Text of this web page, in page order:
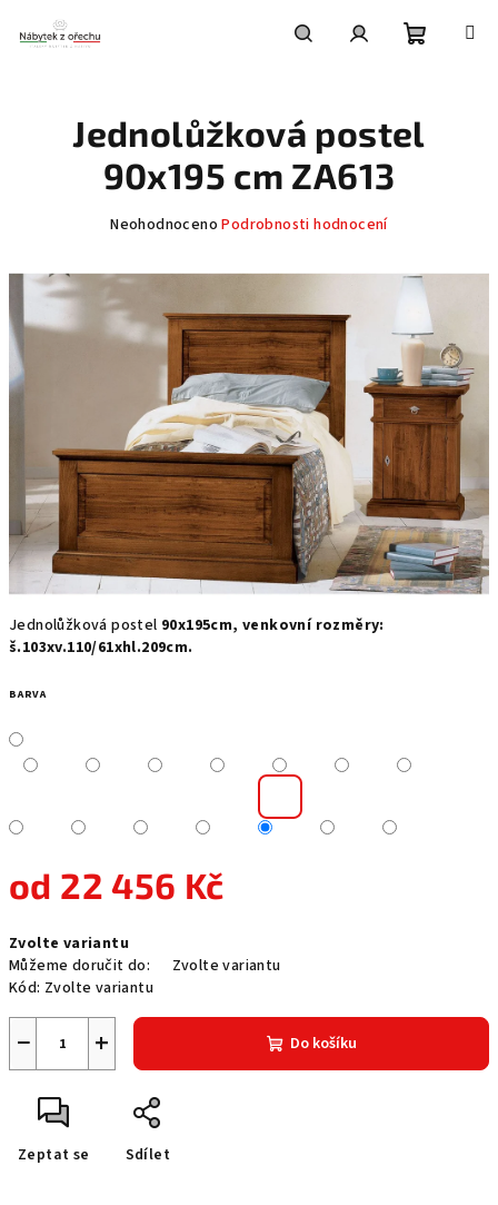
obsah
košík
Jednolůžková postel 90x195cm, venkovní rozměry:
š.103xv.110/61xhl.209cm.
BARVA
od 22 456 Kč
cena:
Zvolte variantu
Můžeme doručit do:
Zvolte variantu
Kód: Zvolte variantu
+
− Do košíku
Zeptat se Sdílet
Jednolůžková postel
90x195 cm ZA613
Průměrné
produktu
0,0
z
hvězdiček.
Neohodnoceno Podrobnosti hodnocení